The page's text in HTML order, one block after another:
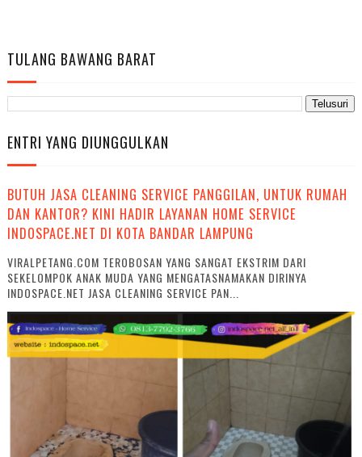
TULANG BAWANG BARAT
ENTRI YANG DIUNGGULKAN
BUTUH JASA CLEANING SERVICE PANGGILAN, UNTUK RUMAH
DAN KANTOR? KINI HADIR LAYANAN HOME SERVICE
INDOSPACE.NET DI KOTA BANDAR LAMPUNG
VIRALPETANG.COM TEROBOSAN YANG SANGAT EKSTRIM DARI
SEKELOMPOK ANAK MUDA YANG MENGATASNAMAKAN DIRINYA
INDOSPACE.NET JASA CLEANING SERVICE PAN...